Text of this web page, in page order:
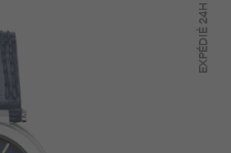
EXPÉDIÉ
24H